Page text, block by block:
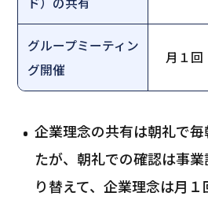
グループミーティン
グ開催
月１回
企業理念の共有は朝礼で
たが、朝礼での確認は事
り替えて、企業理念は月